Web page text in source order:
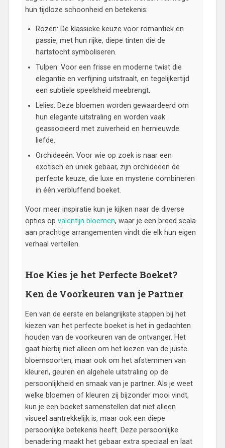
hun tijdloze schoonheid en betekenis:
Rozen: De klassieke keuze voor romantiek en
passie, met hun rijke, diepe tinten die de
hartstocht symboliseren.
Tulpen: Voor een frisse en moderne twist die
elegantie en verfijning uitstraalt, en tegelijkertijd
een subtiele speelsheid meebrengt.
Lelies: Deze bloemen worden gewaardeerd om
hun elegante uitstraling en worden vaak
geassocieerd met zuiverheid en hernieuwde
liefde.
Orchideeën: Voor wie op zoek is naar een
exotisch en uniek gebaar, zijn orchideeën de
perfecte keuze, die luxe en mysterie combineren
in één verbluffend boeket.
Voor meer inspiratie kun je kijken naar de diverse
opties op valentijn bloemen, waar je een breed scala
aan prachtige arrangementen vindt die elk hun eigen
verhaal vertellen.
Hoe Kies je het Perfecte Boeket?
Ken de Voorkeuren van je Partner
Een van de eerste en belangrijkste stappen bij het
kiezen van het perfecte boeket is het in gedachten
houden van de voorkeuren van de ontvanger. Het
gaat hierbij niet alleen om het kiezen van de juiste
bloemsoorten, maar ook om het afstemmen van
kleuren, geuren en algehele uitstraling op de
persoonlijkheid en smaak van je partner. Als je weet
welke bloemen of kleuren zij bijzonder mooi vindt,
kun je een boeket samenstellen dat niet alleen
visueel aantrekkelijk is, maar ook een diepe
persoonlijke betekenis heeft. Deze persoonlijke
benadering maakt het gebaar extra speciaal en laat